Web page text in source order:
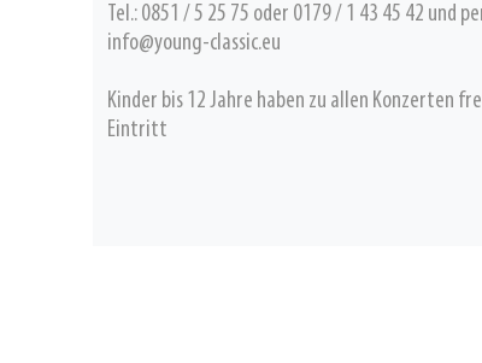
Tel.: 0851 / 5 25 75 oder 0179 / 1 43 45 42 und
info@young-classic.eu
Kinder bis 12 Jahre haben zu allen Konzerten
Eintritt